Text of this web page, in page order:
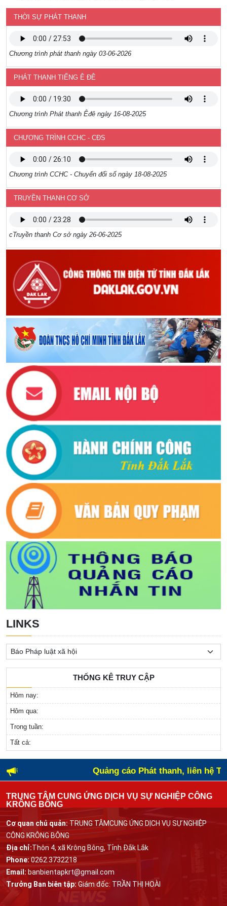
THỜI SỰ PHÁT THANH
Chương trình phát thanh ngày 03-06-2026
PHÁT THANH TIẾNG Ê ĐÊ
Chương trình Phát thanh Êđê ngày 16-08-2025
CHƯƠNG TRÌNH CCHC - CĐS
Chương trình CCHC - Chuyển đổi số ngày 18-08-2025
TRUYỀN THANH CƠ SỞ
cTruyền thanh Cơ sở ngày 26-06-2025
LINKS
THỐNG KÊ TRUY CẬP
Hôm nay:
Hôm qua:
Trong tuần:
Tất cả:
Quảng cáo Phát thanh, liên hệ
TRUNG TÂM CUNG ỨNG DỊCH VỤ SỰ NGHIỆP CÔNG
KRÔNG BÔNG
Cơ quan chủ quản:TRUNG TÂMCUNG ỨNG DỊCH VỤ SỰ NGHIỆP
CÔNG KRÔNG BÔNG
Địa chỉ:Thôn 4, xã Krông Bông, Tỉnh Đắk Lắk
Phone: 0262.3732218
Email: banbientapkrt@gmail.com
Trưởng Ban biên tập: Giám đốc: TRẦN THỊ HOÀI